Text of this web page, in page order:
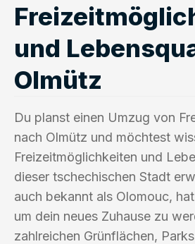
und
Olmütz
Du planst einen Umzug von
nach Olmütz und möchtest
Freizeitmöglichkeiten und
dieser tschechischen Stadt
auch bekannt als Olomouc,
um dein neues Zuhause zu
zahlreichen Grünflächen,